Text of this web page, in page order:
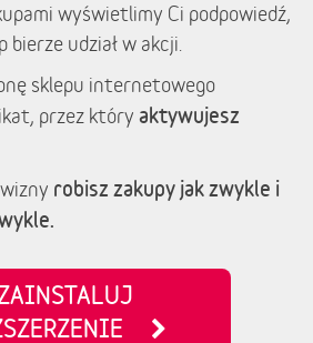
wyświetlimy Ci podpowiedź,
udział w akcji.
sklepu internetowego
przez który aktywujesz
robisz zakupy jak zwykle i